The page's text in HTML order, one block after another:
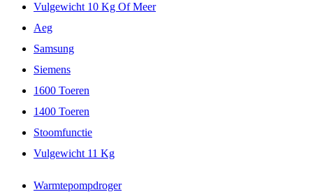
Vulgewicht 10 Kg Of Meer
Aeg
Samsung
Siemens
1600 Toeren
1400 Toeren
Stoomfunctie
Vulgewicht 11 Kg
Warmtepompdroger